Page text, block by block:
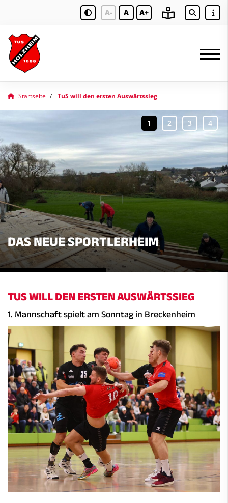
A- A A+
Startseite TuS will den ersten Auswärtssieg
DAS NEUE SPORTLERHEIM
TUS WILL DEN ERSTEN AUSWÄRTSSIEG
1. Mannschaft spielt am Sonntag in Breckenheim